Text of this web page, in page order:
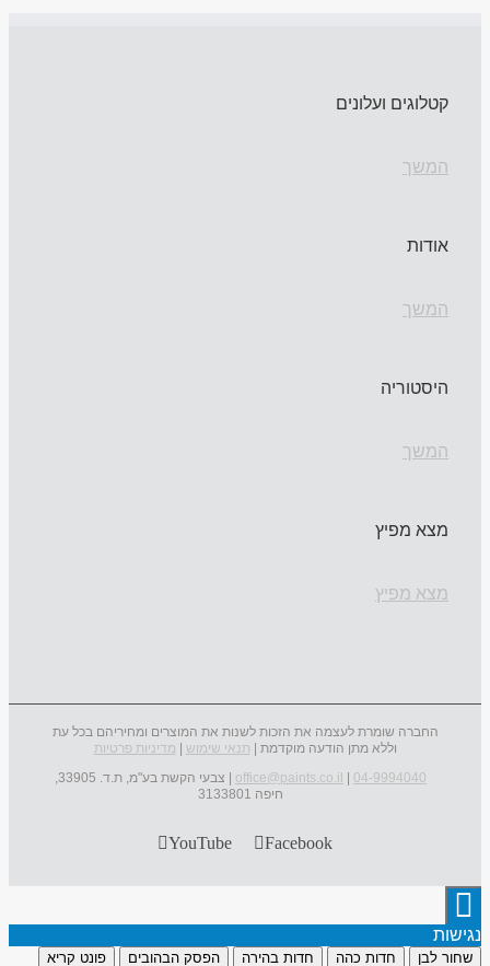
קטלוגים ועלונים
המשך
אודות
המשך
היסטוריה
המשך
מצא מפיץ
מצא מפיץ
החברה שומרת לעצמה את הזכות לשנות את המוצרים ומחיריהם בכל עת
וללא מתן הודעה מוקדמת | תנאי שימוש
מדיניות פרטיות
04-9994040
office@paints.co.il
| צבעי הקשת בע"מ, ת.ד. 33905,
חיפה 3133801
Facebook
YouTube
נגישות
שחור לבן חדות כהה חדות בהירה הפסק הבהובים פונט קריא